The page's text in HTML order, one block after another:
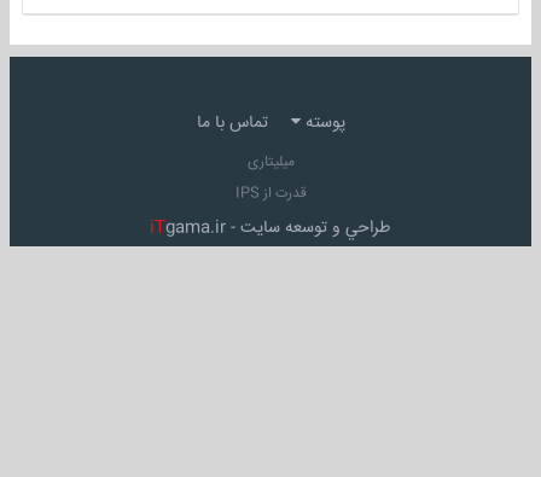
پوسته تماس با ما
میلیتاری
قدرت از IPS
طراحي و توسعه سايت - iTgama.ir